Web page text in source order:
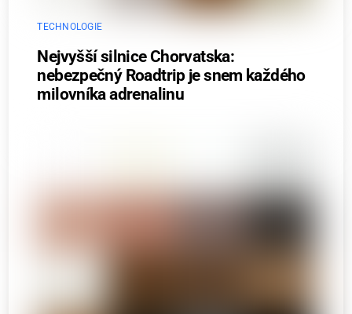
TECHNOLOGIE
Nejvyšší silnice Chorvatska:
nebezpečný Roadtrip je snem každého
milovníka adrenalinu